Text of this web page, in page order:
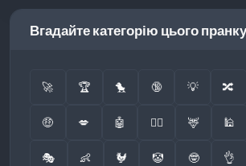
Вгадайте категорію цього пранку
🚀 🏆 🐤 🔞 💡 🔀
🤑 💋 🤖 👮‍♂️ 🦌 🕌
🎭 👶 🐓 🤡 🤓 👌